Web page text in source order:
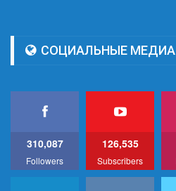
СОЦИАЛЬНЫЕ МЕДИА
310,087
Followers
126,535
Subscribers